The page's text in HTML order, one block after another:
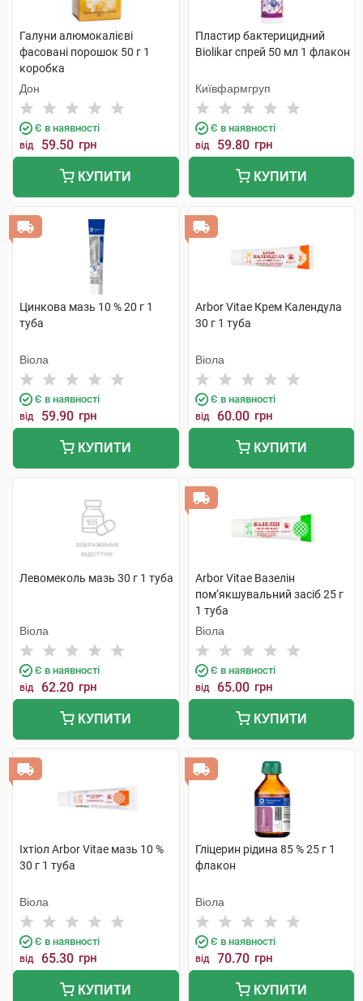
Галуни алюмокалієві
фасовані порошок 50 г 1
коробка
Дон
Є в наявності
від 59.50 грн
КУПИТИ
Пластир бактерицидний
Biolikar спрей 50 мл 1 флакон
Київфармгруп
Є в наявності
від 59.80 грн
КУПИТИ
Цинкова мазь 10 % 20 г 1
туба
Віола
Є в наявності
від 59.90 грн
КУПИТИ
Arbor Vitae Крем Календула
30 г 1 туба
Віола
Є в наявності
від 60.00 грн
КУПИТИ
Левомеколь мазь 30 г 1 туба
Віола
Є в наявності
від 62.20 грн
КУПИТИ
Arbor Vitae Вазелін
пом’якшувальний засіб 25 г
1 туба
Віола
Є в наявності
від 65.00 грн
КУПИТИ
Іхтіол Arbor Vitae мазь 10 %
30 г 1 туба
Віола
Є в наявності
від 65.30 грн
КУПИТИ
Гліцерин рідина 85 % 25 г 1
флакон
Віола
Є в наявності
від 70.70 грн
КУПИТИ